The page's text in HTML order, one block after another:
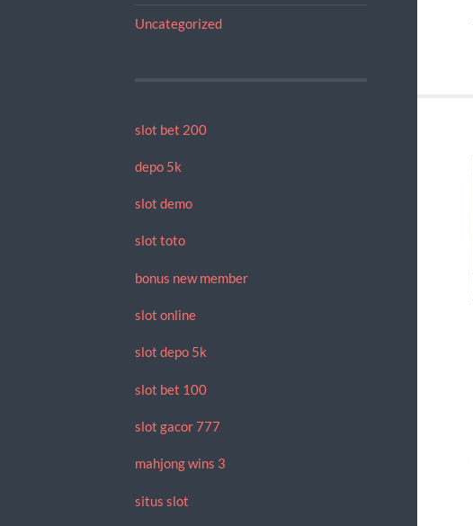
Uncategorized
slot bet 200
depo 5k
slot demo
slot toto
bonus new member
slot online
slot depo 5k
slot bet 100
slot gacor 777
mahjong wins 3
situs slot